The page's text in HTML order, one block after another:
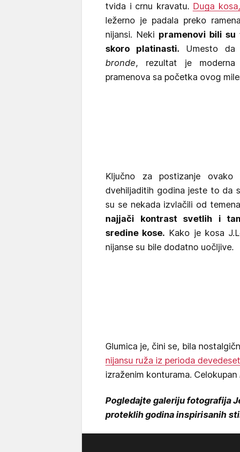
tvida i crnu kravatu. Duga
ležerno je padala preko
nijansi. Neki pramenovi bili su
skoro platinasti. Umesto da
bronde, rezultat je
pramenova sa početka ovog
Ključno za postizanje ovako
dvehiljaditih godina jeste to da
su se nekada izvlačili od
najjači kontrast svetlih i
sredine kose. Kako je kosa
nijanse su bile dodatno uočljive.
Glumica je, čini se, bila
nijansu ruža iz perioda
izraženim konturama. Celokupan
Pogledajte galeriju fotografija
proteklih godina inspirisanih